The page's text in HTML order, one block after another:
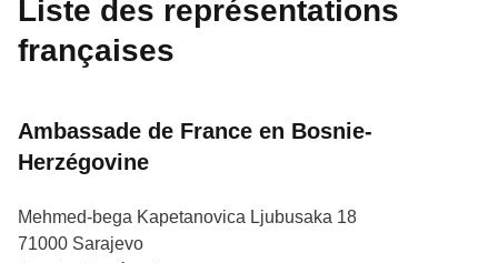
Liste des représentations
françaises
Ambassade de France en Bosnie-
Herzégovine
Mehmed-bega Kapetanovica Ljubusaka 18
71000 Sarajevo